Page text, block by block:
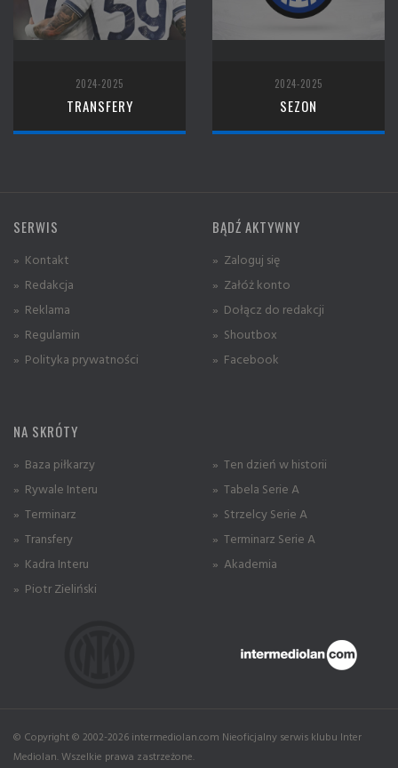
2024-2025
TRANSFERY
2024-2025
SEZON
SERWIS
» Kontakt
» Redakcja
» Reklama
» Regulamin
» Polityka prywatności
BĄDŹ AKTYWNY
» Zaloguj się
» Załóż konto
» Dołącz do redakcji
» Shoutbox
» Facebook
NA SKRÓTY
» Baza piłkarzy
» Rywale Interu
» Terminarz
» Transfery
» Kadra Interu
» Piotr Zieliński
» Ten dzień w historii
» Tabela Serie A
» Strzelcy Serie A
» Terminarz Serie A
» Akademia
© Copyright © 2002-2026 intermediolan.com Nieoficjalny serwis klubu Inter
Mediolan. Wszelkie prawa zastrzeżone.